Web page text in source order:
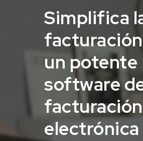
Simplifica
un potente
software
facturación
electrónica